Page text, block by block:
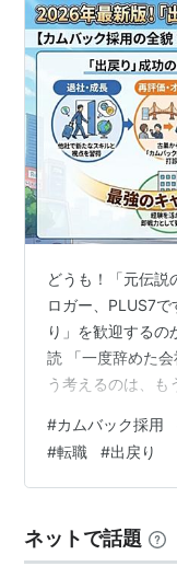
どうも！「元伝説
ロガー、PLUS7
り」を歓迎する
読 「一度辞めた
う考えるのは、も
つては「裏切り者
あった元社員。 し
（Alumni：卒業生
補として歓迎され
て「カムバック
#カムバック採用
#転職 #出戻り
ネットで話題